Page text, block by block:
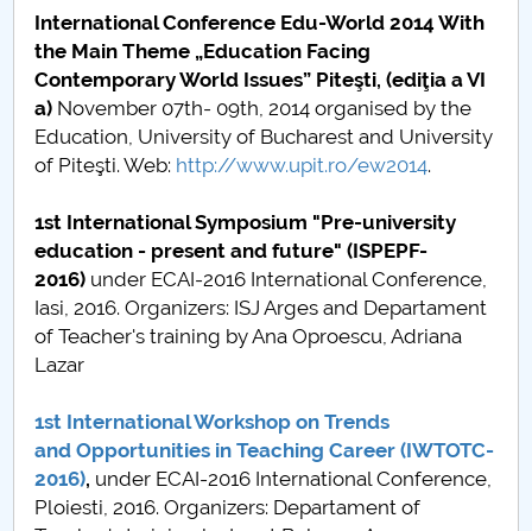
Sesiunea de Comunicări Ştiinţifice a Studenţilor
2019
International Conference Edu-World 2014 With
the Main Theme „Education Facing
Contemporary World Issues” Piteşti, (ediţia a VI
a) November 07th- 09th, 2014 organised by the
Education, University of Bucharest and University
of Piteşti. Web: http://www.upit.ro/ew2014.
1st International Symposium "Pre-university
education - present and future" (ISPEPF-
2016) under ECAI-2016 International Conference,
Iasi, 2016. Organizers: ISJ Arges and Departament
of Teacher's training by Ana Oproescu, Adriana
Lazar
1st International Workshop on Trends
and Opportunities in Teaching Career (IWTOTC-
2016), under ECAI-2016 International Conference,
Ploiesti, 2016. Organizers: Departament of